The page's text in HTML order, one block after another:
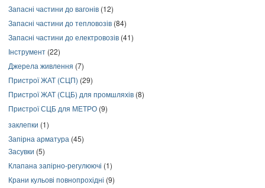
Запасні частини до вагонів (12)
Запасні частини до тепловозів (84)
Запасні частини до електровозів (41)
Інструмент (22)
Джерела живлення (7)
Пристрої ЖАТ (СЦП) (29)
Пристрої ЖАТ (СЦБ) для промшляхів (8)
Пристрої СЦБ для МЕТРО (9)
заклепки (1)
Запірна арматура (45)
Засувки (5)
Клапана запірно-регулюючі (1)
Крани кульові повнопрохідні (9)